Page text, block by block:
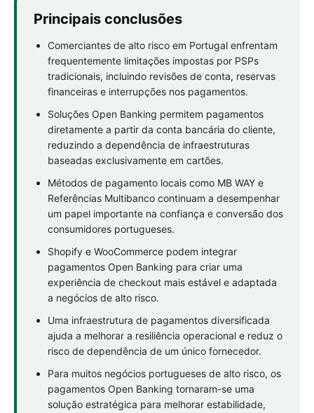
Principais conclusões
Comerciantes de alto risco em Portugal enfrentam
frequentemente limitações impostas por PSPs
tradicionais, incluindo revisões de conta, reservas
financeiras e interrupções nos pagamentos.
Soluções Open Banking permitem pagamentos
diretamente a partir da conta bancária do cliente,
reduzindo a dependência de infraestruturas
baseadas exclusivamente em cartões.
Métodos de pagamento locais como MB WAY e
Referências Multibanco continuam a desempenhar
um papel importante na confiança e conversão dos
consumidores portugueses.
Shopify e WooCommerce podem integrar
pagamentos Open Banking para criar uma
experiência de checkout mais estável e adaptada
a negócios de alto risco.
Uma infraestrutura de pagamentos diversificada
ajuda a melhorar a resiliência operacional e reduz o
risco de dependência de um único fornecedor.
Para muitos negócios portugueses de alto risco, os
pagamentos Open Banking tornaram-se uma
solução estratégica para melhorar estabilidade,